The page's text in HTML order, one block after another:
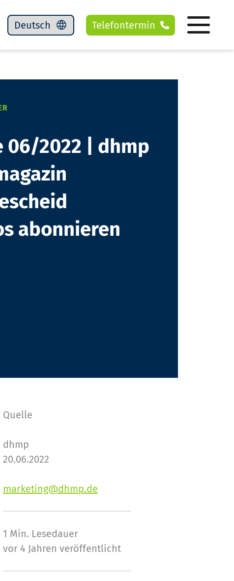
Telefontermin
06/2022 | dhmp
abonnieren
Quelle
dhmp
20.06.2022
marketing@dhmp.de
1 Min. Lesedauer
vor 4 Jahren veröffentlicht